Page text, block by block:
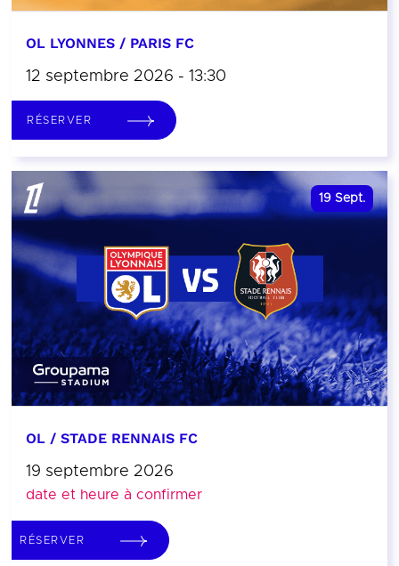
OL LYONNES / PARIS FC
12 septembre 2026 - 13:30
RÉSERVER
19 Sept.
OL / STADE RENNAIS FC
19 septembre 2026
date et heure à confirmer
RÉSERVER